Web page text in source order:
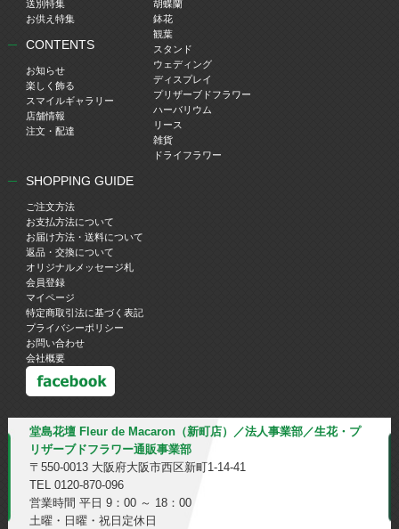
送別特集
お供え特集
CONTENTS
お知らせ
楽しく飾る
スマイルギャラリー
店舗情報
注文・配達
胡蝶蘭
鉢花
観葉
スタンド
ウェディング
ディスプレイ
プリザーブドフラワー
ハーバリウム
リース
雑貨
ドライフラワー
SHOPPING GUIDE
ご注文方法
お支払方法について
お届け方法・送料について
返品・交換について
オリジナルメッセージ札
会員登録
マイページ
特定商取引法に基づく表記
プライバシーポリシー
お問い合わせ
会社概要
堂島花壇 Fleur de Macaron（新町店）／法人事業部／生花・プ
リザーブドフラワー通販事業部
〒550-0013 大阪府大阪市西区新町1-14-41
TEL 0120-870-096
営業時間 平日 9：00 ～ 18：00
土曜・日曜・祝日定休日